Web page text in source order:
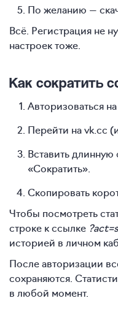
По желанию —
Всё. Регистрация не
настроек тоже.
Как сократить
Авторизоваться
Перейти на vk.cc
Вставить длинную
«Сократить».
Скопировать
Чтобы посмотреть
строке к ссылке
историей в личном
После авторизации
сохраняются.
в любой момент.